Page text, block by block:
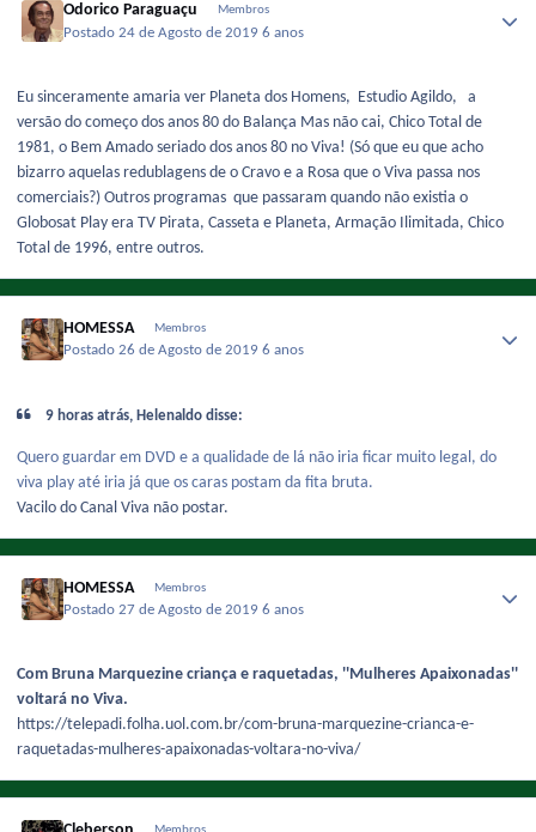
Odorico Paraguaçu Membros
Postado24 de Agosto de 20196 anos
Eu sinceramente amaria ver Planeta dos Homens, Estudio Agildo, a
versão do começo dos anos 80 do Balança Mas não cai, Chico Total de
1981, o Bem Amado seriado dos anos 80 no Viva! (Só que eu que acho
bizarro aquelas redublagens de o Cravo e a Rosa que o Viva passa nos
comerciais?) Outros programas que passaram quando não existia o
Globosat Play era TV Pirata, Casseta e Planeta, Armação Ilimitada, Chico
Total de 1996, entre outros.
HOMESSA Membros
Postado26 de Agosto de 20196 anos
9 horas atrás, Helenaldo disse:
Quero guardar em DVD e a qualidade de lá não iria ficar muito legal, do
viva play até iria já que os caras postam da fita bruta.
Vacilo do Canal Viva não postar.
HOMESSA Membros
Postado27 de Agosto de 20196 anos
Com Bruna Marquezine criança e raquetadas, ''Mulheres Apaixonadas''
voltará no Viva.
https://telepadi.folha.uol.com.br/com-bruna-marquezine-crianca-e-
raquetadas-mulheres-apaixonadas-voltara-no-viva/